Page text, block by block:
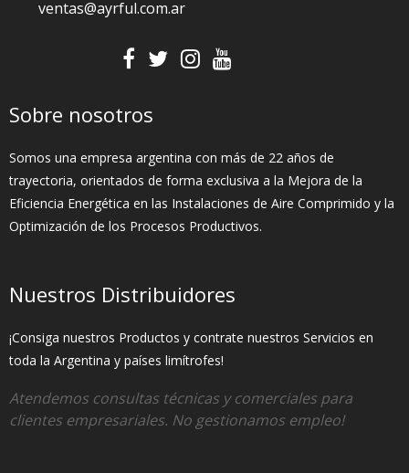
ventas@ayrful.com.ar
Sobre nosotros
Somos una empresa argentina con más de 22 años de
trayectoria, orientados de forma exclusiva a la Mejora de la
Eficiencia Energética en las Instalaciones de Aire Comprimido y la
Optimización de los Procesos Productivos.
Nuestros Distribuidores
¡Consiga nuestros Productos y contrate nuestros Servicios en
toda la Argentina y países limítrofes!
Atendemos consultas técnicas y comerciales para
clientes empresariales. No gestionamos empleo!